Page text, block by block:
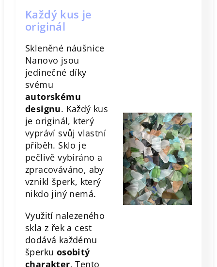
Každý kus je
originál
Skleněné náušnice
Nanovo jsou
jedinečné díky
svému
autorskému
designu. Každý kus
je originál, který
vypráví svůj vlastní
příběh. Sklo je
pečlivě vybíráno a
zpracováváno, aby
vznikl šperk, který
nikdo jiný nemá.
Využití nalezeného
skla z řek a cest
dodává každému
šperku osobitý
charakter. Tento